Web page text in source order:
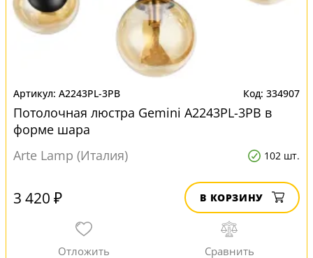
A2243PL-3PB 334907
Потолочная люстра Gemini A2243PL-3PB в
форме шара
Arte Lamp (Италия)
102 шт.
3 420 ₽ В КОРЗИНУ